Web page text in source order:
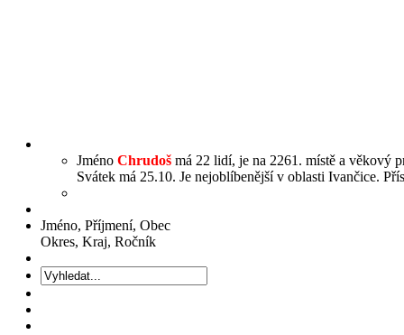
Jméno Chrudoš má 22 lidí, je na 2261. místě a věkový
Svátek má 25.10. Je nejoblíbenější v oblasti Ivančice.
Jméno, Příjmení, Obec
Okres, Kraj, Ročník